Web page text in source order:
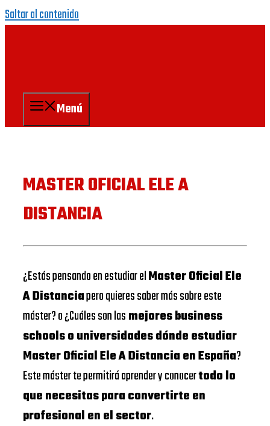
Saltar al contenido
Menú
MASTER OFICIAL ELE A
DISTANCIA
¿Estás pensando en estudiar elMaster Oficial Ele
A Distanciapero quieres saber más sobre este
máster? o ¿Cuáles son lasmejores business
schools o universidades dónde estudiar
Master Oficial Ele A Distancia en España?
Este máster te permitirá aprender y conocertodo lo
que necesitas para convertirte en
profesional en el sector.